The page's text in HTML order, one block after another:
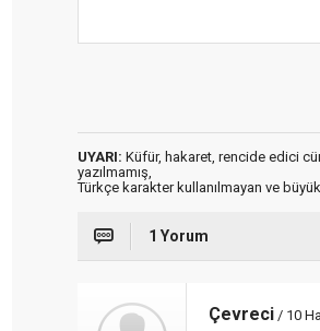
UYARI: Küfür, hakaret, rencide edici
yazılmamış,
Türkçe karakter kullanılmayan ve
1 Yorum
Çevreci / 10